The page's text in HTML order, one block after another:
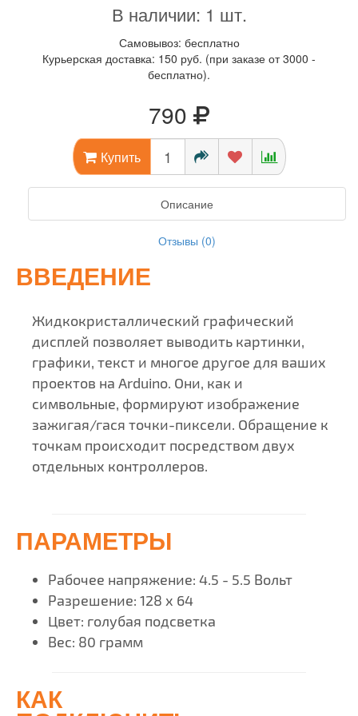
В наличии: 1 шт.
Самовывоз: бесплатно
Курьерская доставка: 150 руб. (при заказе от 3000 -
бесплатно).
790
Купить
Описание
Отзывы (0)
ВВЕДЕНИЕ
Жидкокристаллический графический
дисплей позволяет выводить картинки,
графики, текст и многое другое для ваших
проектов на Arduino. Они, как и
символьные, формируют изображение
зажигая/гася точки-пиксели. Обращение к
точкам происходит посредством двух
отдельных контроллеров.
ПАРАМЕТРЫ
Рабочее напряжение: 4.5 - 5.5 Вольт
Разрешение: 128 х 64
Цвет: голубая подсветка
Вес: 80 грамм
КАК